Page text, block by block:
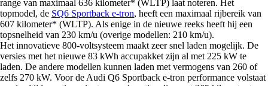
range van maximaal 636 kilometer* (WLTP) laat noteren. Het
topmodel, de SQ6 Sportback e-tron, heeft een maximaal rijbereik van
607 kilometer* (WLTP). Als enige in de nieuwe reeks heeft hij een
topsnelheid van 230 km/u (overige modellen: 210 km/u).
Het innovatieve 800-voltsysteem maakt zeer snel laden mogelijk. De
versies met het nieuwe 83 kWh accupakket zijn al met 225 kW te
laden. De andere modellen kunnen laden met vermogens van 260 of
zelfs 270 kW. Voor de Audi Q6 Sportback e-tron performance volstaat